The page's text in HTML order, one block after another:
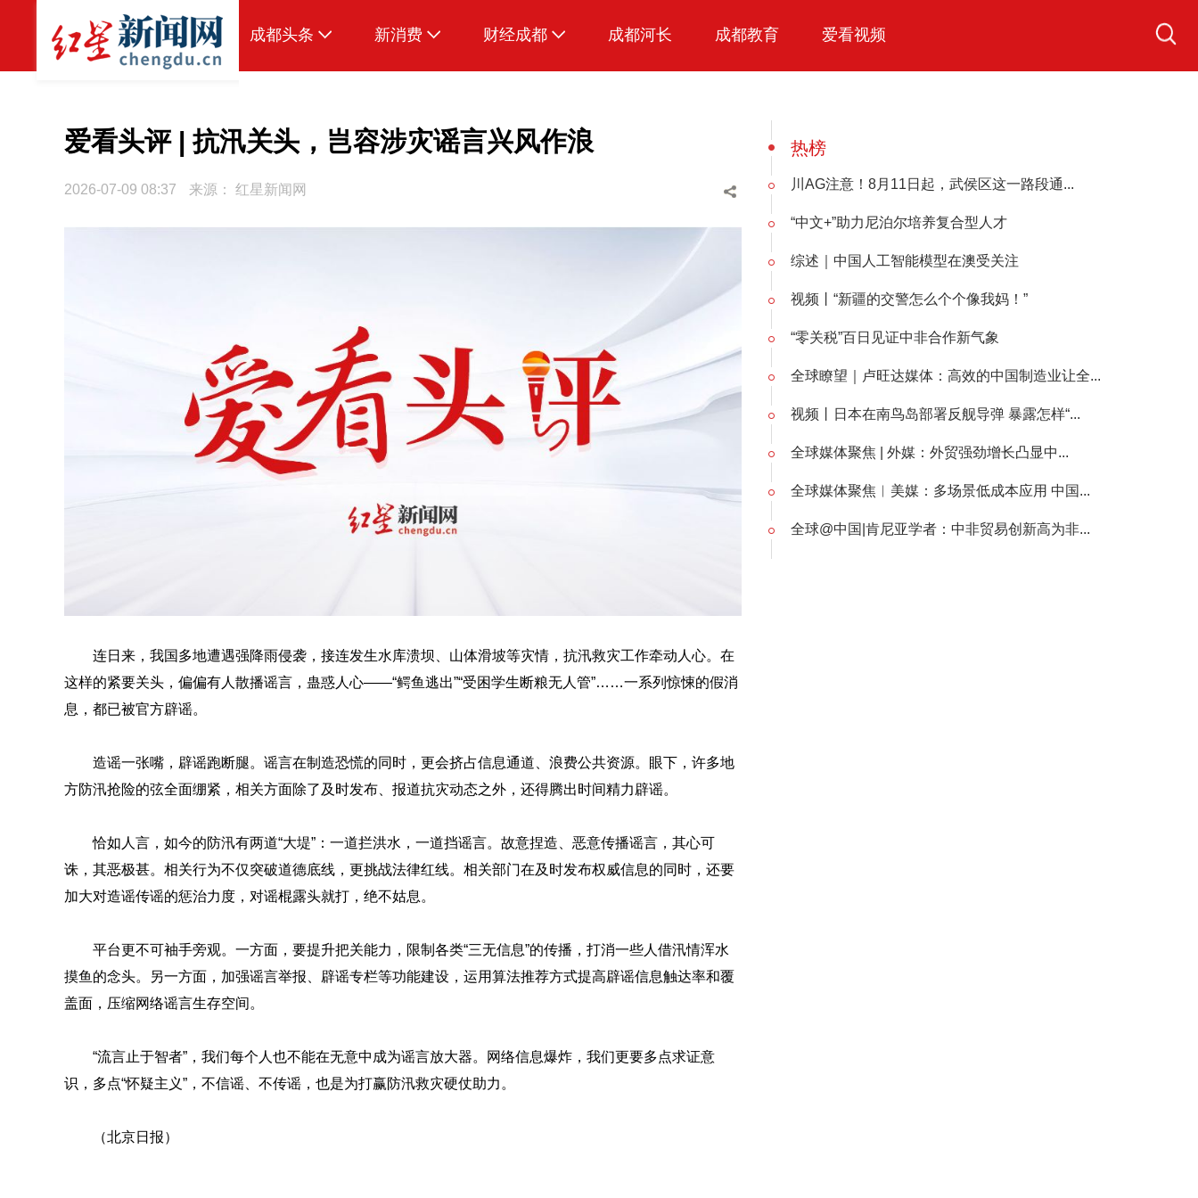
成都头条
本地
新消费 财经成都 成都河长 成都教育 爱看视频
爱看头评 | 抗汛关头，岂容涉灾谣言兴风作浪
2026-07-09 08:37 来源： 红星新闻网
连日来，我国多地遭遇强降雨侵袭，接连发生水库溃坝、山体滑坡等灾情，抗汛救灾工作牵动人心。在
这样的紧要关头，偏偏有人散播谣言，蛊惑人心——“鳄鱼逃出”“受困学生断粮无人管”……一系列惊悚的假消
息，都已被官方辟谣。
造谣一张嘴，辟谣跑断腿。谣言在制造恐慌的同时，更会挤占信息通道、浪费公共资源。眼下，许多地
方防汛抢险的弦全面绷紧，相关方面除了及时发布、报道抗灾动态之外，还得腾出时间精力辟谣。
恰如人言，如今的防汛有两道“大堤”：一道拦洪水，一道挡谣言。故意捏造、恶意传播谣言，其心可
诛，其恶极甚。相关行为不仅突破道德底线，更挑战法律红线。相关部门在及时发布权威信息的同时，还要
加大对造谣传谣的惩治力度，对谣棍露头就打，绝不姑息。
平台更不可袖手旁观。一方面，要提升把关能力，限制各类“三无信息”的传播，打消一些人借汛情浑水
摸鱼的念头。另一方面，加强谣言举报、辟谣专栏等功能建设，运用算法推荐方式提高辟谣信息触达率和覆
盖面，压缩网络谣言生存空间。
“流言止于智者”，我们每个人也不能在无意中成为谣言放大器。网络信息爆炸，我们更要多点求证意
识，多点“怀疑主义”，不信谣、不传谣，也是为打赢防汛救灾硬仗助力。
（北京日报）
热榜
川AG注意！8月11日起，武侯区这一路段通...
“中文+”助力尼泊尔培养复合型人才
综述｜中国人工智能模型在澳受关注
视频丨“新疆的交警怎么个个像我妈！”
“零关税”百日见证中非合作新气象
全球瞭望｜卢旺达媒体：高效的中国制造业让全...
视频丨日本在南鸟岛部署反舰导弹 暴露怎样“...
全球媒体聚焦 | 外媒：外贸强劲增长凸显中...
全球媒体聚焦︱美媒：多场景低成本应用 中国...
全球@中国|肯尼亚学者：中非贸易创新高为非...